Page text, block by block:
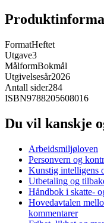
FormatHeftet
Utgave3
MålformBokmål
Utgivelsesår2026
Antall sider284
ISBN9788205608016
Du vil kanskje
Arbeidsmiljøloven
Personvern og
Kunstig intelligens
Utbetaling og
Håndbok i skatte-
Hovedavtalen
kommentarer